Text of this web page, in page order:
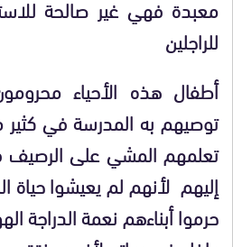
معبدة فهي غير صالحة
للراجلين
أطفال هذه الأحياء
توصيهم به المدرسة في كثير
تعلمهم المشي على الرصيف
إليهم لأنهم لم يعيشوا حياة
حرموا أبناءهم نعمة الدراجة